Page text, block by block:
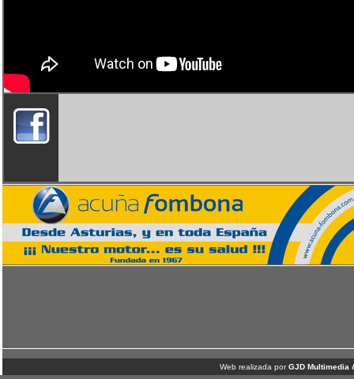
Web realizada por GJD Multimedia